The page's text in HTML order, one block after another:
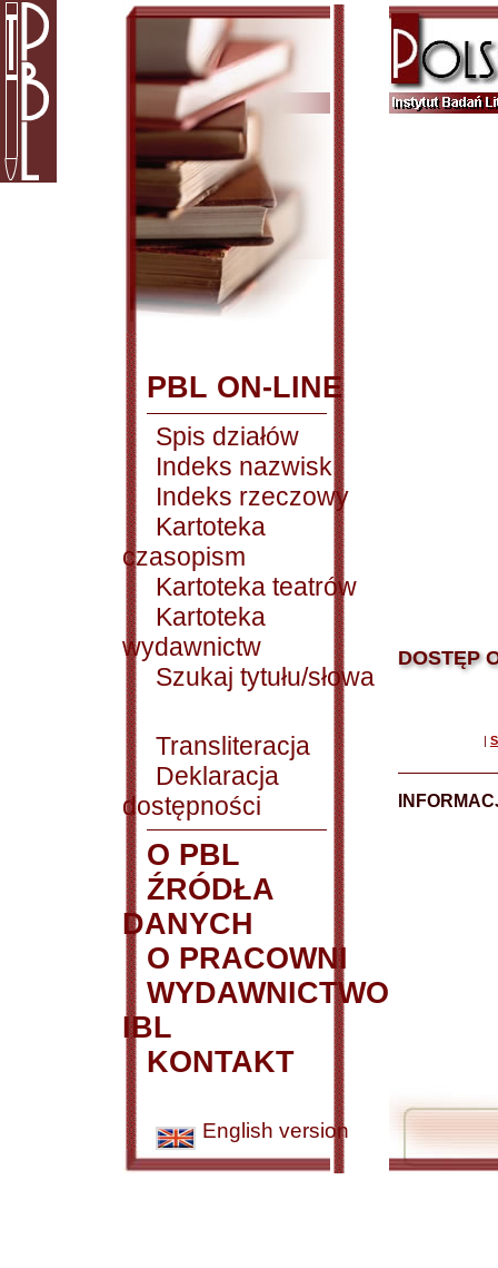
PBL ON-LINE
Spis działów
Indeks nazwisk
Indeks rzeczowy
Kartoteka
czasopism
Kartoteka teatrów
Kartoteka
wydawnictw
Szukaj tytułu/słowa
Transliteracja
Deklaracja
dostępności
O PBL
ŹRÓDŁA
DANYCH
O PRACOWNI
WYDAWNICTWO
IBL
KONTAKT
English version
DOSTĘP
|